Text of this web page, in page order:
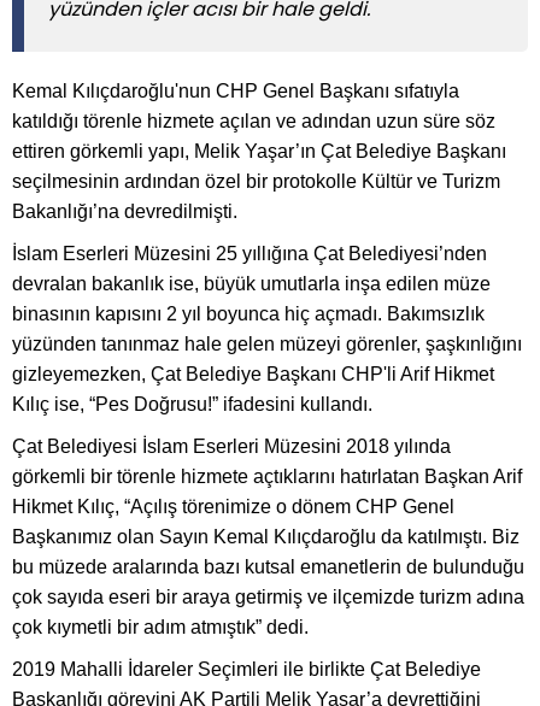
yüzünden içler acısı bir hale geldi.
Kemal Kılıçdaroğlu'nun CHP Genel Başkanı sıfatıyla
katıldığı törenle hizmete açılan ve adından uzun süre söz
ettiren görkemli yapı, Melik Yaşar’ın Çat Belediye Başkanı
seçilmesinin ardından özel bir protokolle Kültür ve Turizm
Bakanlığı’na devredilmişti.
İslam Eserleri Müzesini 25 yıllığına Çat Belediyesi’nden
devralan bakanlık ise, büyük umutlarla inşa edilen müze
binasının kapısını 2 yıl boyunca hiç açmadı. Bakımsızlık
yüzünden tanınmaz hale gelen müzeyi görenler, şaşkınlığını
gizleyemezken, Çat Belediye Başkanı CHP'li Arif Hikmet
Kılıç ise, “Pes Doğrusu!” ifadesini kullandı.
Çat Belediyesi İslam Eserleri Müzesini 2018 yılında
görkemli bir törenle hizmete açtıklarını hatırlatan Başkan Arif
Hikmet Kılıç, “Açılış törenimize o dönem CHP Genel
Başkanımız olan Sayın Kemal Kılıçdaroğlu da katılmıştı. Biz
bu müzede aralarında bazı kutsal emanetlerin de bulunduğu
çok sayıda eseri bir araya getirmiş ve ilçemizde turizm adına
çok kıymetli bir adım atmıştık” dedi.
2019 Mahalli İdareler Seçimleri ile birlikte Çat Belediye
Başkanlığı görevini AK Partili Melik Yaşar’a devrettiğini